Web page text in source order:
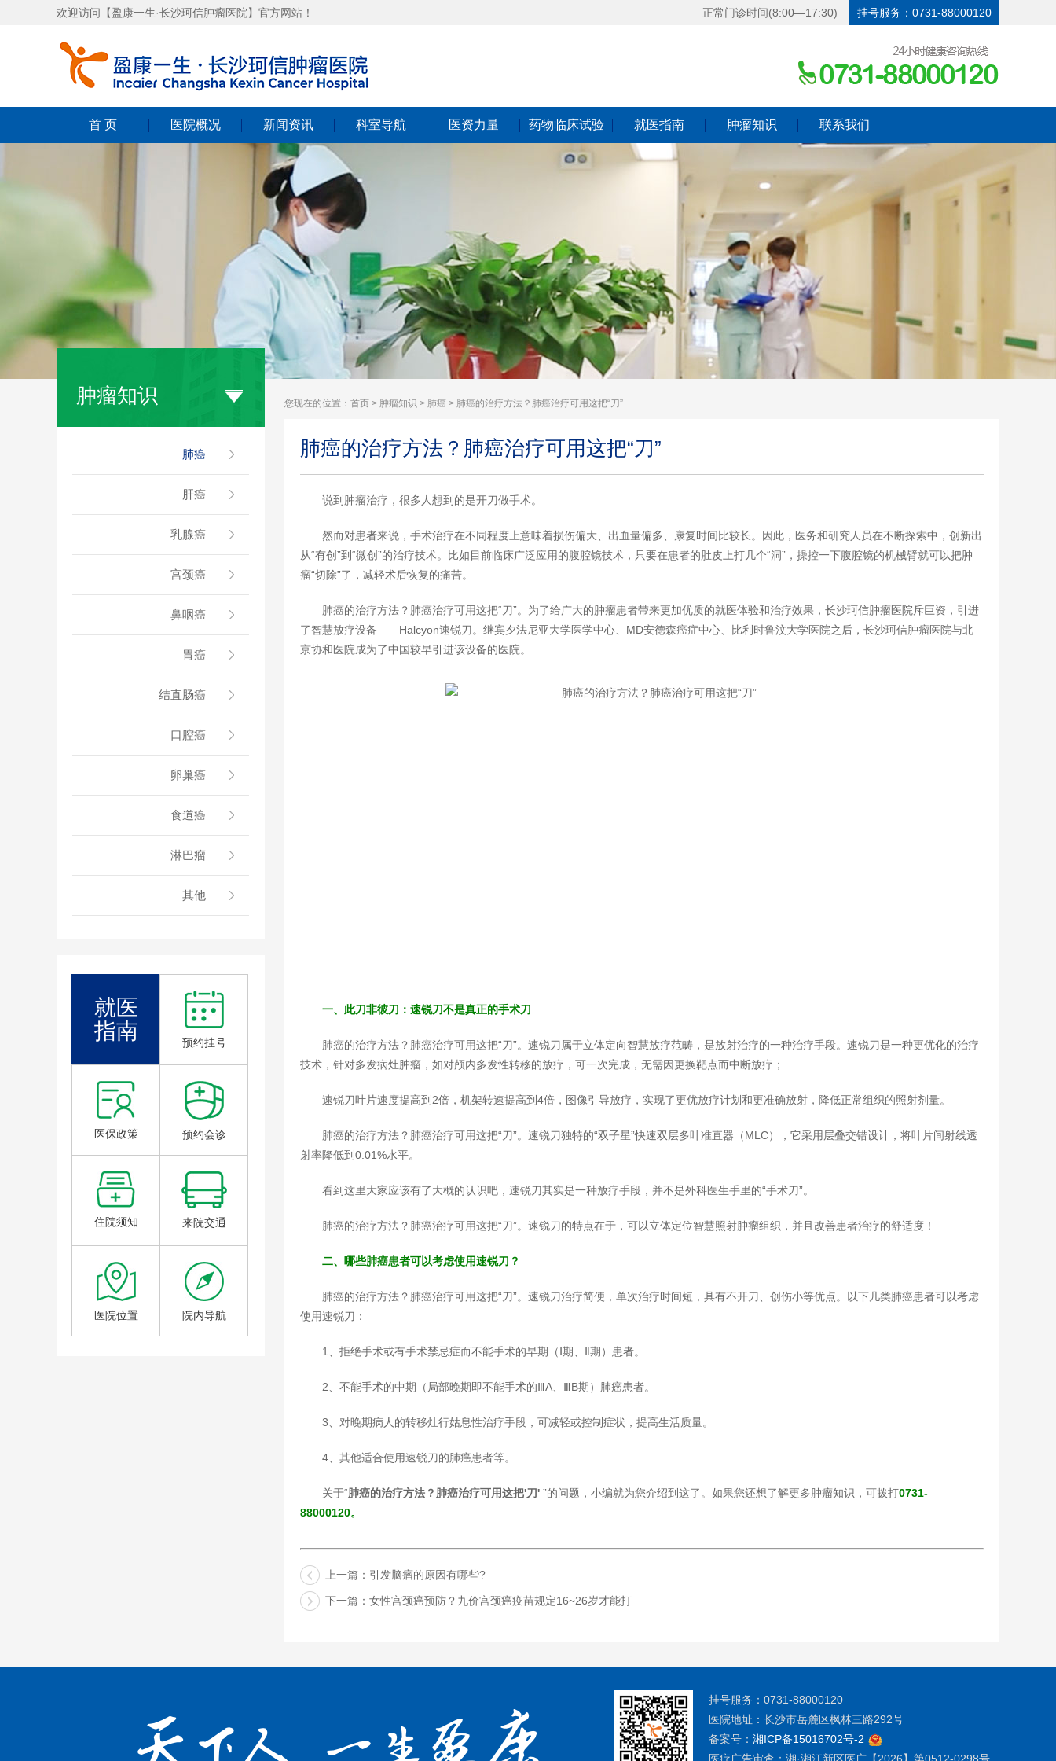
正常门诊时间(8:00—17:30) 挂号服务：0731-88000120
欢迎访问【盈康一生·长沙珂信肿瘤医院】官方网站！
首 页 医院概况 新闻资讯 科室导航 医资力量 药物临床试验 就医指南 肿瘤知识 联系我们
肿瘤知识
肺癌
肝癌
乳腺癌
宫颈癌
鼻咽癌
胃癌
结直肠癌
口腔癌
卵巢癌
食道癌
淋巴瘤
其他
就医
指南
预约挂号
医保政策 预约会诊
住院须知 来院交通
医院位置 院内导航
您现在的位置： 首页 > 肿瘤知识 > 肺癌 > 肺癌的治疗方法？肺癌治疗可用这把“刀”
肺癌的治疗方法？肺癌治疗可用这把“刀”
说到肿瘤治疗，很多人想到的是开刀做手术。
然而对患者来说，手术治疗在不同程度上意味着损伤偏大、出血量偏多、康复时间比较长。因此，医务和研究人员在不断探索中，创新出
从“有创”到“微创”的治疗技术。比如目前临床广泛应用的腹腔镜技术，只要在患者的肚皮上打几个“洞”，操控一下腹腔镜的机械臂就可以把肿
瘤“切除”了，减轻术后恢复的痛苦。
肺癌的治疗方法？肺癌治疗可用这把“刀”。为了给广大的肿瘤患者带来更加优质的就医体验和治疗效果，长沙珂信肿瘤医院斥巨资，引进
了智慧放疗设备——Halcyon速锐刀。继宾夕法尼亚大学医学中心、MD安德森癌症中心、比利时鲁汶大学医院之后，长沙珂信肿瘤医院与北
京协和医院成为了中国较早引进该设备的医院。
一、此刀非彼刀：速锐刀不是真正的手术刀
肺癌的治疗方法？肺癌治疗可用这把“刀”。速锐刀属于立体定向智慧放疗范畴，是放射治疗的一种治疗手段。速锐刀是一种更优化的治疗
技术，针对多发病灶肿瘤，如对颅内多发性转移的放疗，可一次完成，无需因更换靶点而中断放疗；
速锐刀叶片速度提高到2倍，机架转速提高到4倍，图像引导放疗，实现了更优放疗计划和更准确放射，降低正常组织的照射剂量。
肺癌的治疗方法？肺癌治疗可用这把“刀”。速锐刀独特的“双子星”快速双层多叶准直器（MLC），它采用层叠交错设计，将叶片间射线透
射率降低到0.01%水平。
看到这里大家应该有了大概的认识吧，速锐刀其实是一种放疗手段，并不是外科医生手里的“手术刀”。
肺癌的治疗方法？肺癌治疗可用这把“刀”。速锐刀的特点在于，可以立体定位智慧照射肿瘤组织，并且改善患者治疗的舒适度！
二、哪些肺癌患者可以考虑使用速锐刀？
肺癌的治疗方法？肺癌治疗可用这把“刀”。速锐刀治疗简便，单次治疗时间短，具有不开刀、创伤小等优点。以下几类肺癌患者可以考虑
使用速锐刀：
1、拒绝手术或有手术禁忌症而不能手术的早期（Ⅰ期、Ⅱ期）患者。
2、不能手术的中期（局部晚期即不能手术的ⅢA、ⅢB期）肺癌患者。
3、对晚期病人的转移灶行姑息性治疗手段，可减轻或控制症状，提高生活质量。
4、其他适合使用速锐刀的肺癌患者等。
关于“肺癌的治疗方法？肺癌治疗可用这把'刀' ”的问题，小编就为您介绍到这了。如果您还想了解更多肿瘤知识，可拨打0731-
88000120。
上一篇：引发脑瘤的原因有哪些?
下一篇：女性宫颈癌预防？九价宫颈癌疫苗规定16~26岁才能打
挂号服务：0731-88000120
医院地址：长沙市岳麓区枫林三路292号
备案号： 湘ICP备15016702号-2